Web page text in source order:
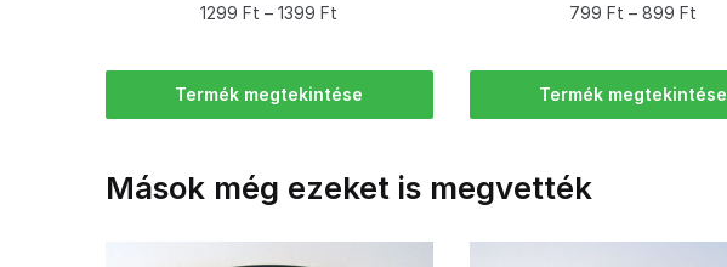
1299Ft –1399Ft
Termék megtekintése
799 Ft – 899 Ft
Termék megtekintése
Mások még ezeket is megvették